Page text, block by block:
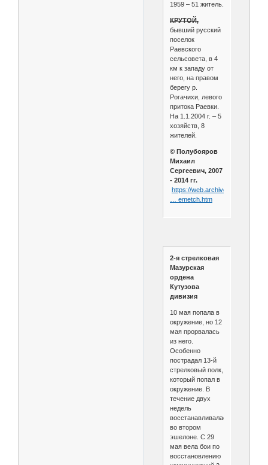
1959 – 51 житель.
КРУТОЙ,
бывший русский
поселок
Раевского
сельсовета, в 4
км к западу от
него, на правом
берегу р.
Рогачихи, левого
притока Раевки.
На 1.1.2004 г. – 5
хозяйств, 8
жителей.
© Полубояров
Михаил
Сергеевич, 2007
- 2014 гг.
https://web.archive.org/web/
… emetch.htm
2-я стрелковая
Мазурская
ордена
Кутузова
дивизия
10 мая попала в
окружение, но 12
мая прорвалась
из него.
Особенно
пострадал 13-й
стрелковый полк,
который попал в
окружение. В
течение двух
недель
восстанавливалась
во втором
эшелоне. С 29
мая вела бои по
восстановлению